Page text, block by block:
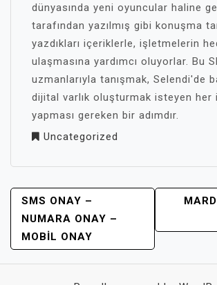
dünyasında yeni oyuncular haline
tarafından yazılmış gibi konuşma
yazdıkları içeriklerle, işletmelerin
ulaşmasına yardımcı oluyorlar. Bu
uzmanlarıyla tanışmak, Selendi'de
dijital varlık oluşturmak isteyen her
yapması gereken bir adımdır.
Uncategorized
YAZI
GEZINMESI
SMS ONAY –
NUMARA ONAY –
MOBIL ONAY